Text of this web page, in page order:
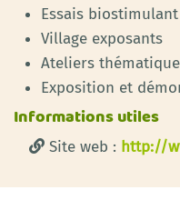
Essais biostimulant
Village exposants
Ateliers
Exposition et
Informations utiles
Site web : http://